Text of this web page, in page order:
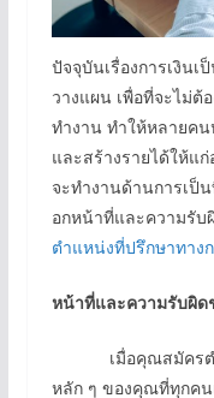
ปัจจุบันเรื่องการเงิน
วางแผน เพื่อที่จะไม่ต้
ทำงาน ทำให้หลายค
และสร้างรายได้ให้แ
จะทำงานด้านการเป็
อกหน้าที่และความรับ
ตำแหน่งที่ปรึกษาทาง
หน้าที่และความรับผิด
เมื่อคุณสมัครตำแ
หลัก ๆ ของคุณที่ทุกคน